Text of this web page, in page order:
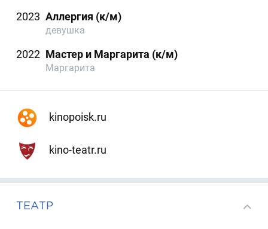
2023 Аллергия (к/м)
девушка
2022 Мастер и Маргарита (к/м)
Маргарита
kinopoisk.ru
kino-teatr.ru
ТЕАТР